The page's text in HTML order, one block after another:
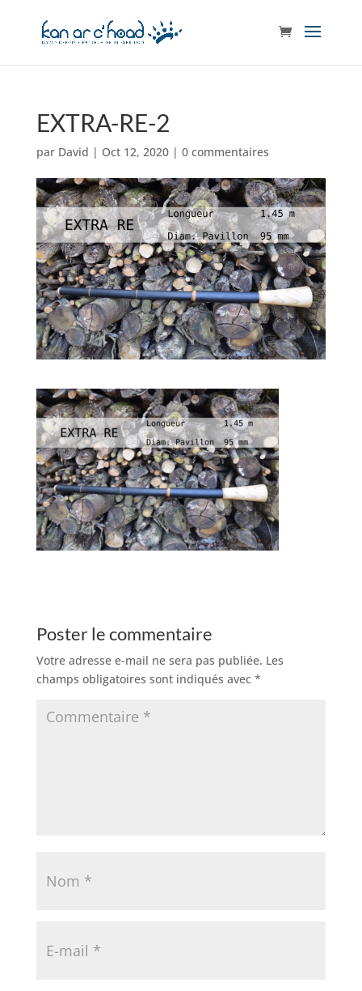
EXTRA-RE-2
par David | Oct 12, 2020| 0 commentaires
Poster le commentaire
Votre adresse e-mail ne sera pas publiée. Les
champs obligatoires sont indiqués avec *